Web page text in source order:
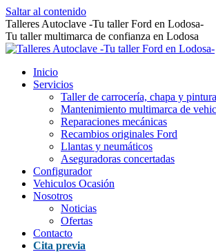
Saltar al contenido
Talleres Autoclave -Tu taller Ford en Lodosa-
Tu taller multimarca de confianza en Lodosa
Inicio
Servicios
Taller de carrocería, chapa y pintura
Mantenimiento multimarca de
Reparaciones mecánicas
Recambios originales Ford
Llantas y neumáticos
Aseguradoras concertadas
Configurador
Vehiculos Ocasión
Nosotros
Noticias
Ofertas
Contacto
Cita previa